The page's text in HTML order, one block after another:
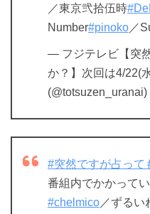
／東京弐拾伍時
Number#pinoko ／
— フジテレビ【突
か？】次回は4/22(
(@totsuzen_uranai)
#突然ですが占って
番組内でかかって
#chelmico ／ずるい